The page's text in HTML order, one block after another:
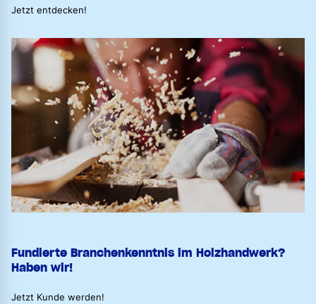
Jetzt entdecken!
Fundierte Branchenkenntnis im Holzhandwerk?
Haben wir!
Jetzt Kunde werden!